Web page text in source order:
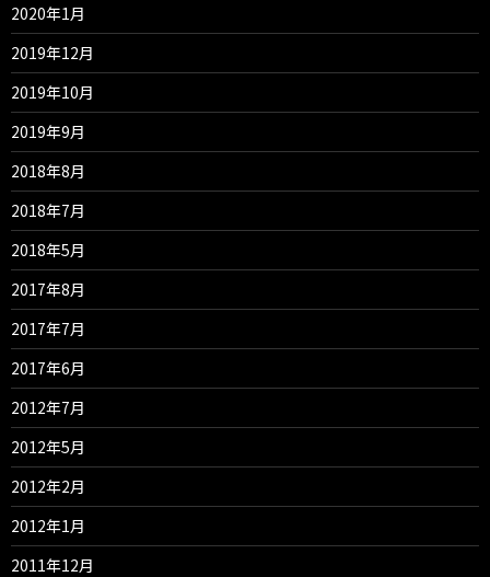
2020年1月
2019年12月
2019年10月
2019年9月
2018年8月
2018年7月
2018年5月
2017年8月
2017年7月
2017年6月
2012年7月
2012年5月
2012年2月
2012年1月
2011年12月